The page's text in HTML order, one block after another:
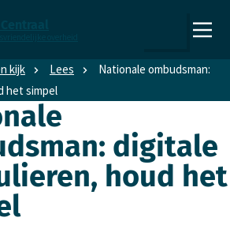
kijk Lees
Nationale ombudsman:
het simpel
digitale
houd het